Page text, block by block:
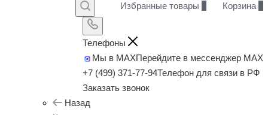
Избранные товары Корзина
Телефоны
Мы в MAXПерейдите в мессенджер MAX
+7 (499) 371-77-94Телефон для связи в РФ
Заказать звонок
Назад